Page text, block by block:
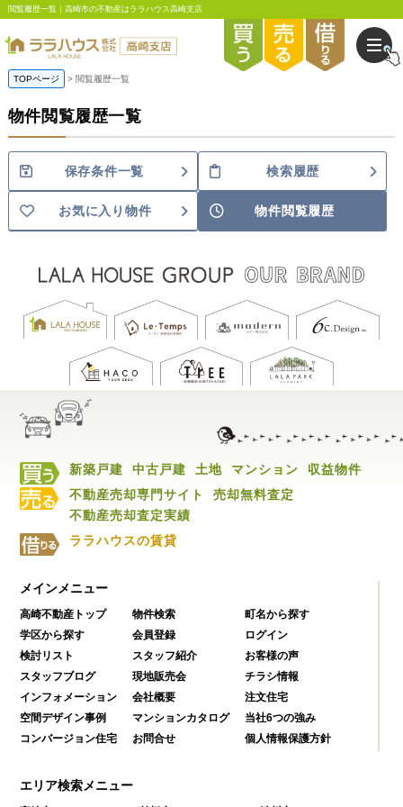
閲覧履歴一覧｜高崎市の不動産はララハウス高崎支店
TOPページ 閲覧履歴一覧
物件閲覧履歴一覧
保存条件一覧 検索履歴
お気に入り物件 物件閲覧履歴
新築戸建 中古戸建 土地 マンション
収益物件
不動産売却専門サイト
売却無料査定
不動産売却査定実績
ララハウスの賃貸
メインメニュー
高崎不動産トップ 物件検索
町名から探す
学区から探す
会員登録
ログイン
検討リスト
スタッフ紹介
お客様の声
スタッフブログ
現地販売会
チラシ情報
インフォメーション
会社概要
注文住宅
空間デザイン事例
マンションカタログ
当社6つの強み
コンバージョン住宅
お問合せ 個人情報保護方針
エリア検索メニュー